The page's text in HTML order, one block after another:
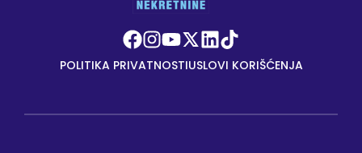
POLITIKA PRIVATNOSTIUSLOVI KORIŠĆENJA